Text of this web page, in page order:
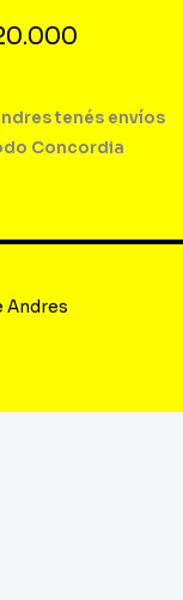
tenés envíos
Concordia
Andres